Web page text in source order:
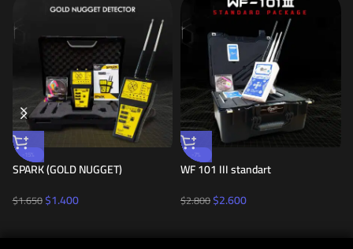
-15%
SPARK (GOLD NUGGET)
$1.650$1.400
-7%
WF 101 III standart
$2.800$2.600